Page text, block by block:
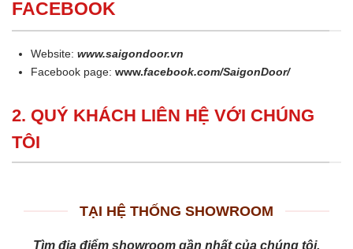
FACEBOOK
Website:www.saigondoor.vn
Facebook page:www.facebook.com/SaigonDoor/
2. QUÝ KHÁCH LIÊN HỆ VỚI CHÚNG
TÔI
TẠI HỆ THỐNG SHOWROOM
Tìm địa điểm showroom gần nhất của chúng tôi,